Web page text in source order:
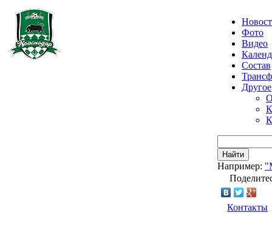
Фото
Видео
Состав
Другое
Найти
Например:
Контакты